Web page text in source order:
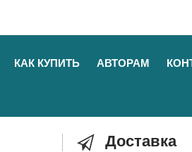
КАК КУПИТЬ АВТОРАМ
Доставка